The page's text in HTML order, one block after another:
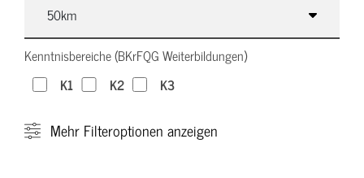
Kenntnisbereiche (BKrFQG Weiterbildungen)
K1
K2 K3
Mehr Filteroptionen anzeigen